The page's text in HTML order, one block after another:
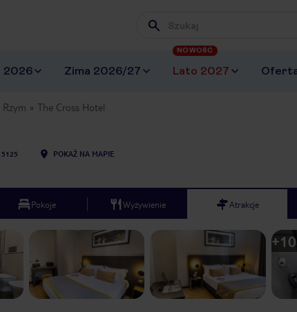
Wpisz frazę, której szukasz
2026 Zima 2026/27 Lato 2027
NOWOŚĆ
Rzym The Cross Hotel
POKAŻ NA MAPIE
Pokoje Wyżywienie Atrakcje
+